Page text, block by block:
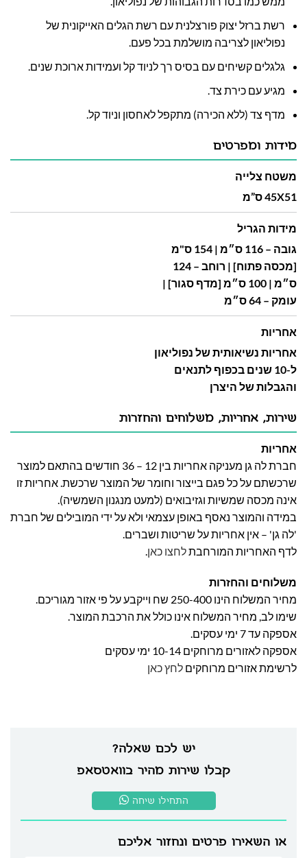
רשת ברזל יצוק פורצלנית עם רשת הגלים האייקונית של
נפוליאון לצריבה מושלמת בכל פעם.
גלגלים קשיחים עם בסיס רך לניוד קל ועמידות ארוכת שנים.
מגיע עם כירת צד.
מדף צד (ללא הכירה) מתקפל לאחסון וניוד קל.
מידות ומפרטים
משטח צלייה
45X51 ס”מ
מידות הגריל
גובה – 116 ס״מ | 154 ס"מ
[מכסה פתוח] | רוחב – 124
ס״מ | 100 ס״מ [מדף סגור] |
עומק – 64 ס״מ
אחריות
אחריות נשיאותית של נפוליאון
ל-10 שנים בכפוף לתנאים
והגבלות של היצרן
יש לכם שאלה?
קבלו שירות מהיר בוואטסאפ
התחילו שיחה
או השאירו פרטים ונחזור אליכם
שירות, אחריות, משלוחים והחזרות
אחריות
חברת לה גן מעניקה אחריות בין 12 – 36 חודשים בהתאם למוצר
שרכשתם על כל פגם בייצור וחומר של המוצר שרכשת. אחריות זו
אינה מכסה שמשיות וגזיבואים (למעט מנגנון השמשיה).
במידה והמוצר נאסף באופן עצמאי ולא על ידי המובילים של חברת
'לה גן' – אין אחריות על שריטות ושברים.
לדף האחריות המורחבתלחצו כאן.
משלוחים והחזרות
מחיר המשלוח הינו 250-400 שח וייקבע על פי אזור מגוריכם.
שימו לב, מחיר המשלוח אינו כולל את הרכבת המוצר.
אספקה עד 7 ימי עסקים.
אספקה לאזורים מרוחקים 10-14 ימי עסקים
לרשימת אזורים מרוחקים לחץ כאן